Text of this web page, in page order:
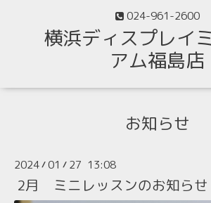
024-961-2600
横浜ディスプレイ
アム福島店
お知らせ
2024/01 / 27 13:08
2月 ミニレッスンのお知らせ